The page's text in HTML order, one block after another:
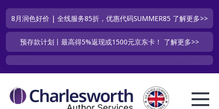
8月润色好价 | 全线服务85折，优惠代码SUMMER85 了解更多>>
预存款计划丨最高得5%返现或1500元京东卡！ 了解更多>>